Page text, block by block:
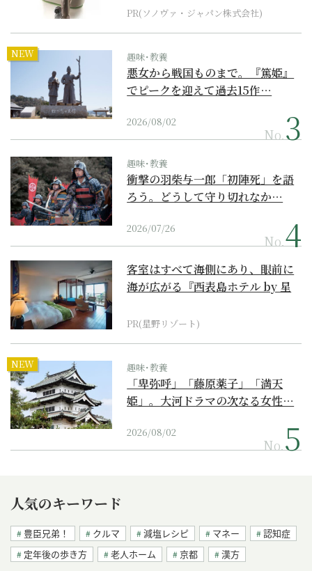
PR(ソノヴァ・ジャパン株式会社)
NEW 趣味･教養
悪女から戦国ものまで。『篤姫』
でピークを迎えて過去15作…
2026/08/02
No.
趣味･教養
衝撃の羽柴与一郎「初陣死」を語
ろう。どうして守り切れなか…
2026/07/26
No.
客室はすべて海側にあり、眼前に
海が広がる『西表島ホテル by 星
PR(星野リゾート)
NEW 趣味･教養
「卑弥呼」「藤原薬子」「満天
姫」。大河ドラマの次なる女性…
2026/08/02
No.
人気のキーワード
豊臣兄弟！ クルマ 減塩レシピ マネー
認知症
定年後の歩き方
老人ホーム 京都 漢方